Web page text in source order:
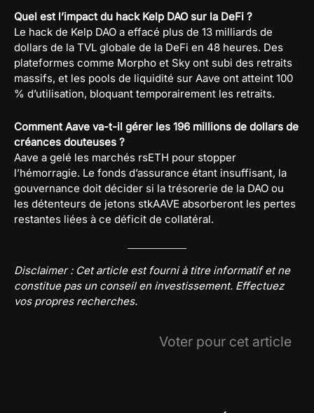
Quel est l’impact du hack Kelp DAO sur la DeFi ?
Le hack de Kelp DAO a effacé plus de 13 milliards de
dollars de la TVL globale de la DeFi en 48 heures. Des
plateformes comme Morpho et Sky ont subi des retraits
massifs, et les pools de liquidité sur Aave ont atteint 100
% d’utilisation, bloquant temporairement les retraits.
Comment Aave va-t-il gérer les 196 millions de dollars de
créances douteuses ?
Aave a gelé les marchés rsETH pour stopper
l’hémorragie. Le fonds d’assurance étant insuffisant, la
gouvernance doit décider si la trésorerie de la DAO ou
les détenteurs de jetons stkAAVE absorberont les pertes
restantes liées à ce déficit de collatéral.
Disclaimer : Cet article est fourni à titre informatif et ne
constitue pas un conseil en investissement. Effectuez
vos propres recherches.
Voter pour cet article